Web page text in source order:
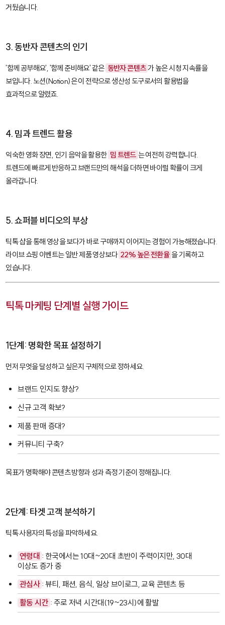
거뒀습니다.
3. 동반자 콘텐츠의 인기
'함께 공부해요', '함께 준비해요' 같은 동반자 콘텐츠가 높은 시청 지속률을
보입니다. 노션(Notion)은 이 전략으로 생산성 도구로서의 활용법을
효과적으로 알렸죠.
4. 밈과 트렌드 활용
익숙한 영화 장면, 인기 음악을 활용한 밈 트렌드 는 여전히 강력합니다.
트렌드에 빠르게 반응하고 브랜드만의 해석을 더하면 바이럴 확률이 크게
올라갑니다.
5. 쇼퍼블 비디오의 부상
틱톡 샵을 통해 영상을 보다가 바로 구매까지 이어지는 경험이 가능해졌습니다.
라이브 쇼핑 이벤트는 일반 제품 영상보다 22% 높은 전환율 을 기록하고
있습니다.
틱톡 마케팅 단계별 실행 가이드
1단계: 명확한 목표 설정하기
먼저 무엇을 달성하고 싶은지 구체적으로 정하세요.
브랜드 인지도 향상?
신규 고객 확보?
제품 판매 증대?
커뮤니티 구축?
목표가 명확해야 콘텐츠 방향과 성과 측정 기준이 정해집니다.
2단계: 타겟 고객 분석하기
틱톡 사용자의 특성을 파악하세요.
연령대 : 한국에서는 10대~20대 초반이 주력이지만, 30대
이상도 증가 중
관심사 : 뷰티, 패션, 음식, 일상 브이로그, 교육 콘텐츠 등
활동 시간 : 주로 저녁 시간대(19~23시)에 활발